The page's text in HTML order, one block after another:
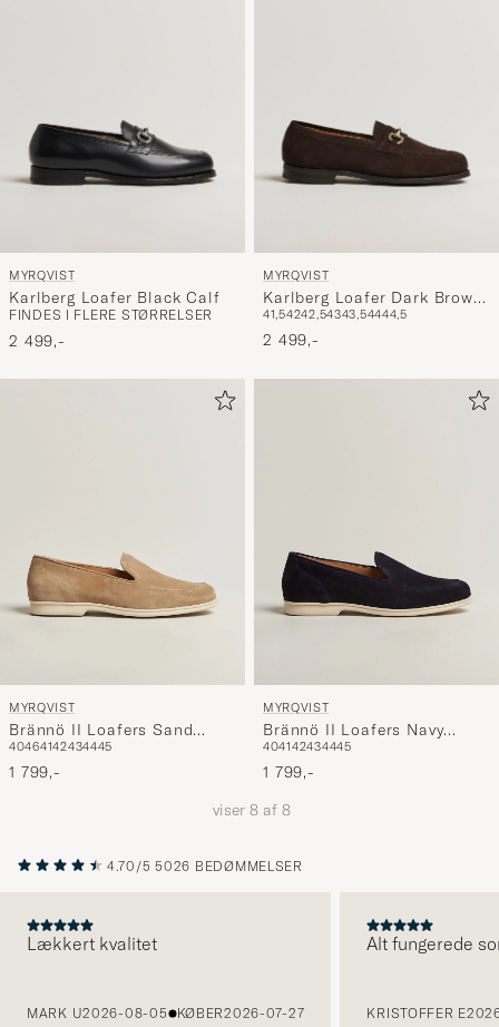
MYRQVIST
Karlberg Loafer Black Calf
FINDES I FLERE STØRRELSER
2 499,-
MYRQVIST
Karlberg Loafer Dark Brown
Suede
41,54242,54343,54444,5
2 499,-
MYRQVIST
Brännö II Loafers Sand
Suede
40464142434445
1 799,-
MYRQVIST
Brännö II Loafers Navy
Suede
404142434445
1 799,-
viser 8 af 8
4.70/5 5026 BEDØMMELSER
Lækkert kvalitet
MARK U2026-08-05 KØBER2026-07-27
Alt fungerede
KRISTOFFER E